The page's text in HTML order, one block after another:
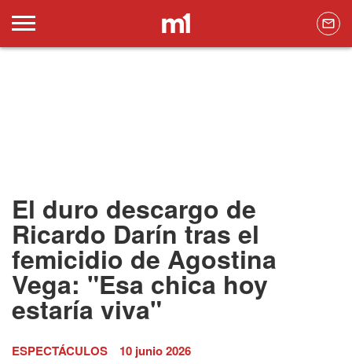
El duro descargo de
Ricardo Darín tras el
femicidio de Agostina
Vega: "Esa chica hoy
estaría viva"
ESPECTÁCULOS 10 junio 2026